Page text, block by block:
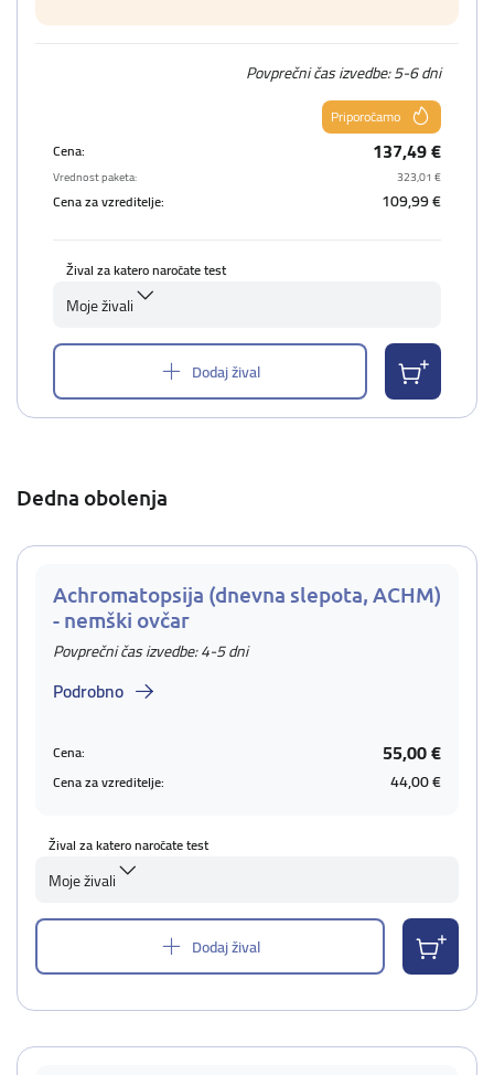
Povprečni čas izvedbe: 5-6 dni
Priporočamo
Cena:
137,49 €
Vrednost paketa: 323,01 €
Cena za vzreditelje: 109,99 €
Žival za katero naročate test
Moje živali
Dodaj žival
Dedna obolenja
Achromatopsija (dnevna slepota, ACHM)
- nemški ovčar
Povprečni čas izvedbe: 4-5 dni
Podrobno
Cena: 55,00 €
Cena za vzreditelje: 44,00 €
Žival za katero naročate test
Moje živali
Dodaj žival